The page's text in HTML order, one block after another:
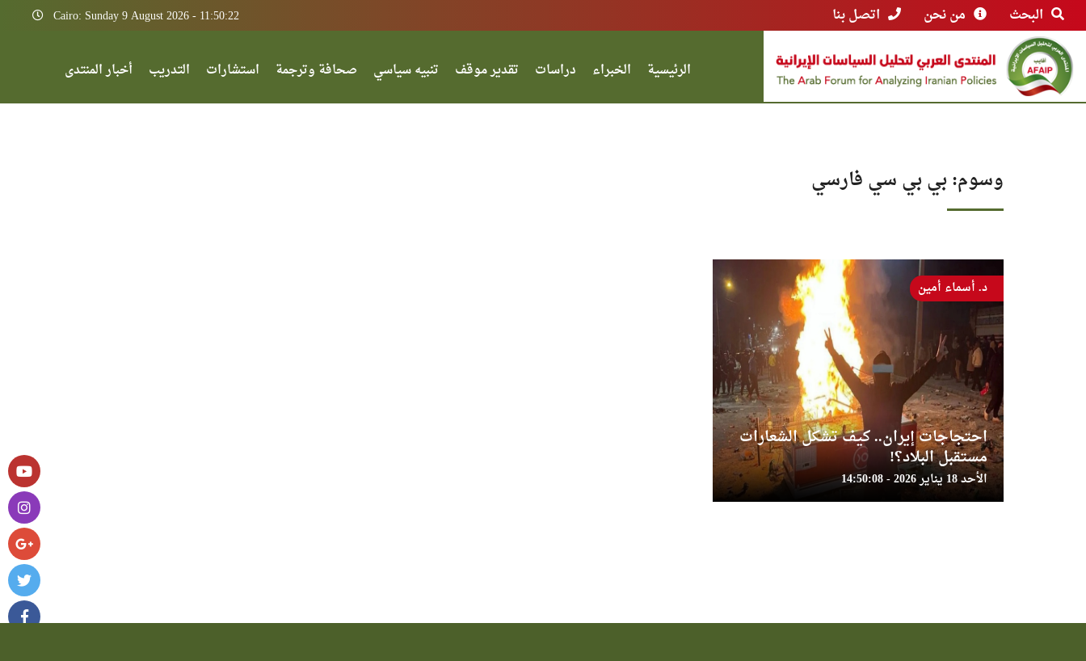
البحث من نحن اتصل بنا Cairo: Sunday 9 August 2026 - 11:50:22
الرئيسية الخبراء دراسات تقدير موقف تنبيه سياسي صحافة وترجمة استشارات التدريب أخبار المنتدى
وسوم: بي بي سي فارسي
احتجاجات إيران.. كيف تشكل الشعارات
مستقبل البلاد؟!
الأحد 18 يناير 2026 - 14:50:08
د. أسماء أمين